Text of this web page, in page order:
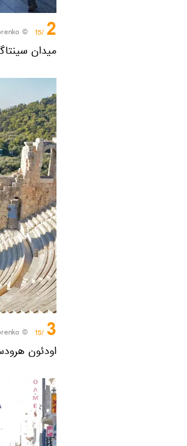
2
/15
© Sputnik / Vladimir Fedorenko
میدان
3
/15
© Sputnik / Vladimir Fedorenko
اودئون